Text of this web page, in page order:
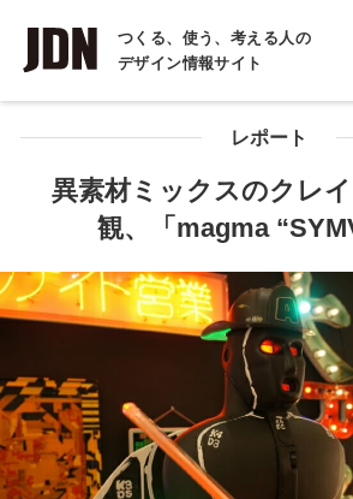
つくる、使う、考える人の
デザイン情報サイト
INTERVIEW
インタビュー
REPORT
COLUMN
レポート
異素材ミックスのクレ
観、「magma